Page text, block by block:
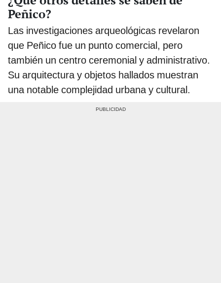
Peñico?
Las investigaciones arqueológicas revelaron
que Peñico fue un punto comercial, pero
también un centro ceremonial y administrativo.
Su arquitectura y objetos hallados muestran
una notable complejidad urbana y cultural.